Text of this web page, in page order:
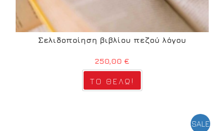
Σελιδοποίηση βιβλίου πεζού λόγου
250,00 €
SALE